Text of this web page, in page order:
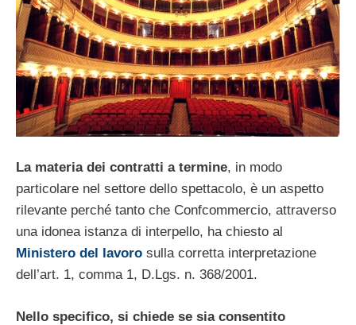
La materia dei contratti a termine, in modo
particolare nel settore dello spettacolo, è un aspetto
rilevante perché tanto che Confcommercio, attraverso
una idonea istanza di interpello, ha chiesto al
Ministero del lavoro sulla corretta interpretazione
dell’art. 1, comma 1, D.Lgs. n. 368/2001.
Nello specifico, si chiede se sia consentito